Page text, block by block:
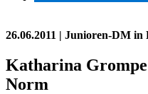
26.06.2011 | Junioren-DM in
Katharina
Norm